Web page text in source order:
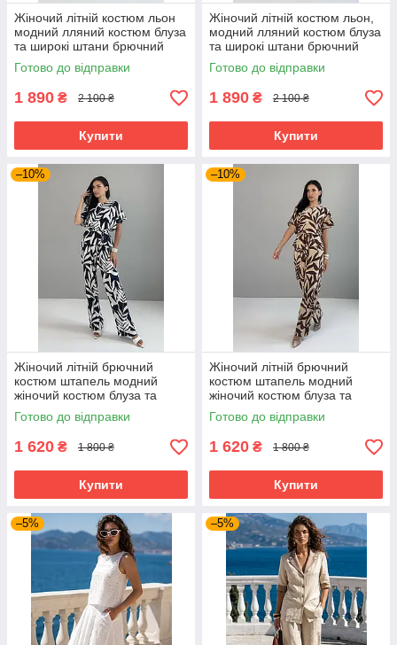
Жіночий літній костюм льон
модний лляний костюм блуза
та широкі штани брючний
костюм сірий 44-52 розміри
Готово до відправки
1 890 ₴ 2 100 ₴
Купити
Жіночий літній костюм льон,
модний лляний костюм блуза
та широкі штани брючний
костюм преміум 44-52
розміри
Готово до відправки
1 890 ₴ 2 100 ₴
Купити
–10%
Жіночий літній брючний
костюм штапель модний
жіночий костюм блуза та
широкі штани 44-52 розміри
Готово до відправки
1 620 ₴ 1 800 ₴
Купити
–10%
Жіночий літній брючний
костюм штапель модний
жіночий костюм блуза та
широкі штани 44-52 розміри
Готово до відправки
1 620 ₴ 1 800 ₴
Купити
–5% –5%